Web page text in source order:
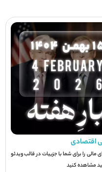
اقتصادی
مالی را برای شما با جزيیات در قالب ویدئو
مشاهده کنید